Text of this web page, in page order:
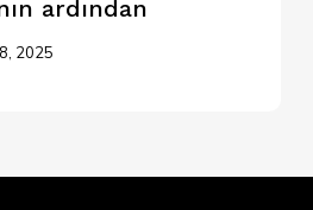
ardından
2025